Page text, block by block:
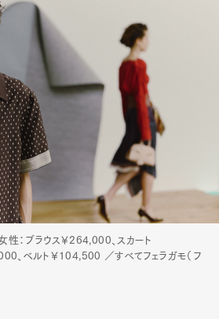
：ブラウス￥264,000、スカート
、ベルト￥104,500 ／すべてフェラガモ（フ